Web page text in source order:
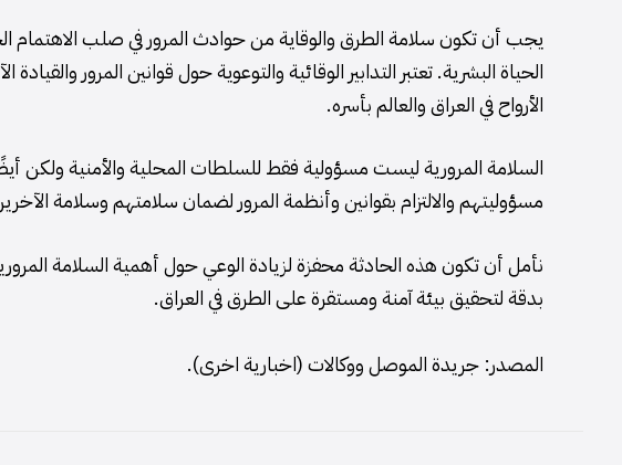
يجب أن تكون سلامة الطرق والوقاية من حوادث المرور في صلب الاهتمام
الحياة البشرية. تعتبر التدابير الوقائية والتوعوية حول قوانين المرور
الأرواح في العراق والعالم بأسره.
السلامة المرورية ليست مسؤولية فقط للسلطات المحلية والأمنية
مسؤوليتهم والالتزام بقوانين وأنظمة المرور لضمان سلامتهم وسلامة
نأمل أن تكون هذه الحادثة محفزة لزيادة الوعي حول أهمية السلامة
بدقة لتحقيق بيئة آمنة ومستقرة على الطرق في العراق.
المصدر: جريدة الموصل ووكالات (اخبارية اخرى).